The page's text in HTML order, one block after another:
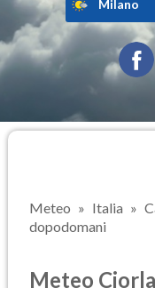
Milano
Meteo Italia
dopodomani
Meteo